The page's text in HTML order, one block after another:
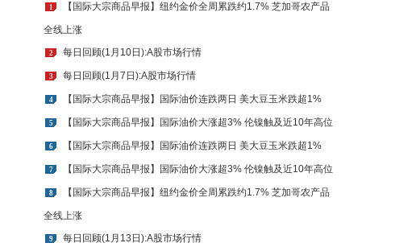
1 【国际大宗商品早报】纽约金价全周累跌约1.7% 芝加哥农产品
全线上涨
2 每日回顾(1月10日):A股市场行情
3 每日回顾(1月7日):A股市场行情
4 【国际大宗商品早报】国际油价连跌两日 美大豆玉米跌超1%
5 【国际大宗商品早报】国际油价大涨超3% 伦镍触及近10年高位
6 【国际大宗商品早报】国际油价连跌两日 美大豆玉米跌超1%
7 【国际大宗商品早报】国际油价大涨超3% 伦镍触及近10年高位
8 【国际大宗商品早报】纽约金价全周累跌约1.7% 芝加哥农产品
全线上涨
9 每日回顾(1月13日):A股市场行情